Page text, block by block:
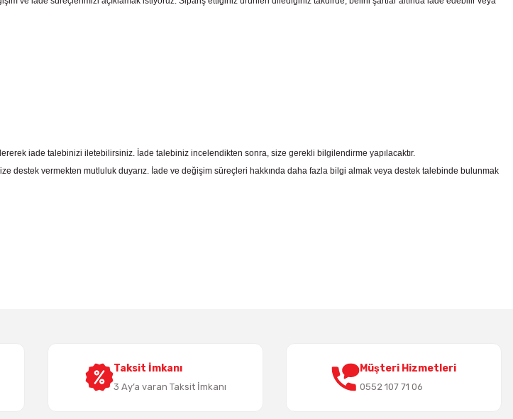
iade talebinizi iletebilirsiniz. İade talebiniz incelendikten sonra, size gerekli bilgilendirme yapılacaktır.
destek vermekten mutluluk duyarız. İade ve değişim süreçleri hakkında daha fazla bilgi almak veya destek talebinde bulunmak
Taksit İmkanı
3 Ay’a varan Taksit İmkanı
Müşteri Hizmetleri
0552 107 71 06